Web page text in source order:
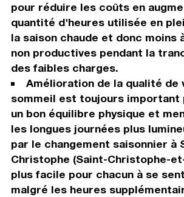
pour réduire les coûts en
quantité d'heures utilisée en
la saison chaude et donc moins
non productives pendant la
des faibles charges.
Amélioration de la qualité de
sommeil est toujours important
un bon équilibre physique et
les longues journées plus
par le changement saisonnier à
Christophe (Saint-Christophe-
plus facile pour chacun à se
malgré les heures